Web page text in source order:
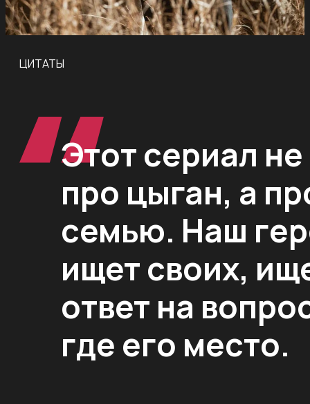
ЦИТАТЫ
Этот сериал не
про цыган, а
семью. Наш
ищет своих,
ответ на
где его место.